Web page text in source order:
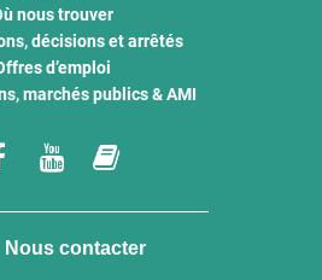
nous trouver
décisions et arrêtés
d’emploi
marchés publics & AMI
Lien
le
Lien
la
le
Nous contacter